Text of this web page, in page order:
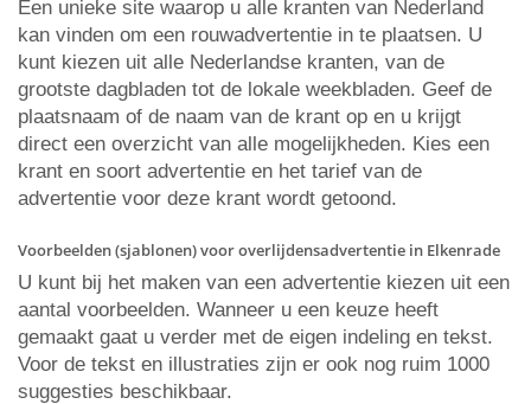
Een unieke site waarop u alle kranten van Nederland
kan vinden om een rouwadvertentie in te plaatsen. U
kunt kiezen uit alle Nederlandse kranten, van de
grootste dagbladen tot de lokale weekbladen. Geef de
plaatsnaam of de naam van de krant op en u krijgt
direct een overzicht van alle mogelijkheden. Kies een
krant en soort advertentie en het tarief van de
advertentie voor deze krant wordt getoond.
Voorbeelden (sjablonen) voor overlijdensadvertentie in Elkenrade
U kunt bij het maken van een advertentie kiezen uit een
aantal voorbeelden. Wanneer u een keuze heeft
gemaakt gaat u verder met de eigen indeling en tekst.
Voor de tekst en illustraties zijn er ook nog ruim 1000
suggesties beschikbaar.